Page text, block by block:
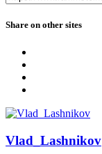
Share on other sites
Vlad_Lashnikov